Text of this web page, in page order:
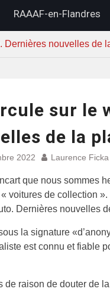
RAAAF-en-Flandres
Dernières nouvelles de
sur le
de la
2022 Laurence Ficka
que nous sommes
voitures de collection ».
Dernières nouvelles
la signature
est connu et fiable
de raison de douter de